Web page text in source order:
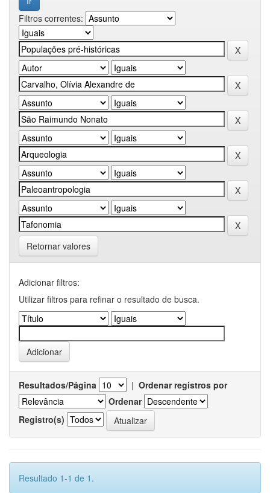
Filtros correntes:
Retornar valores
Adicionar filtros:
Utilizar filtros para refinar o resultado de busca.
Resultados/Página | Ordenar registros por
Ordenar
Registro(s)
Resultado 1-1 de 1.